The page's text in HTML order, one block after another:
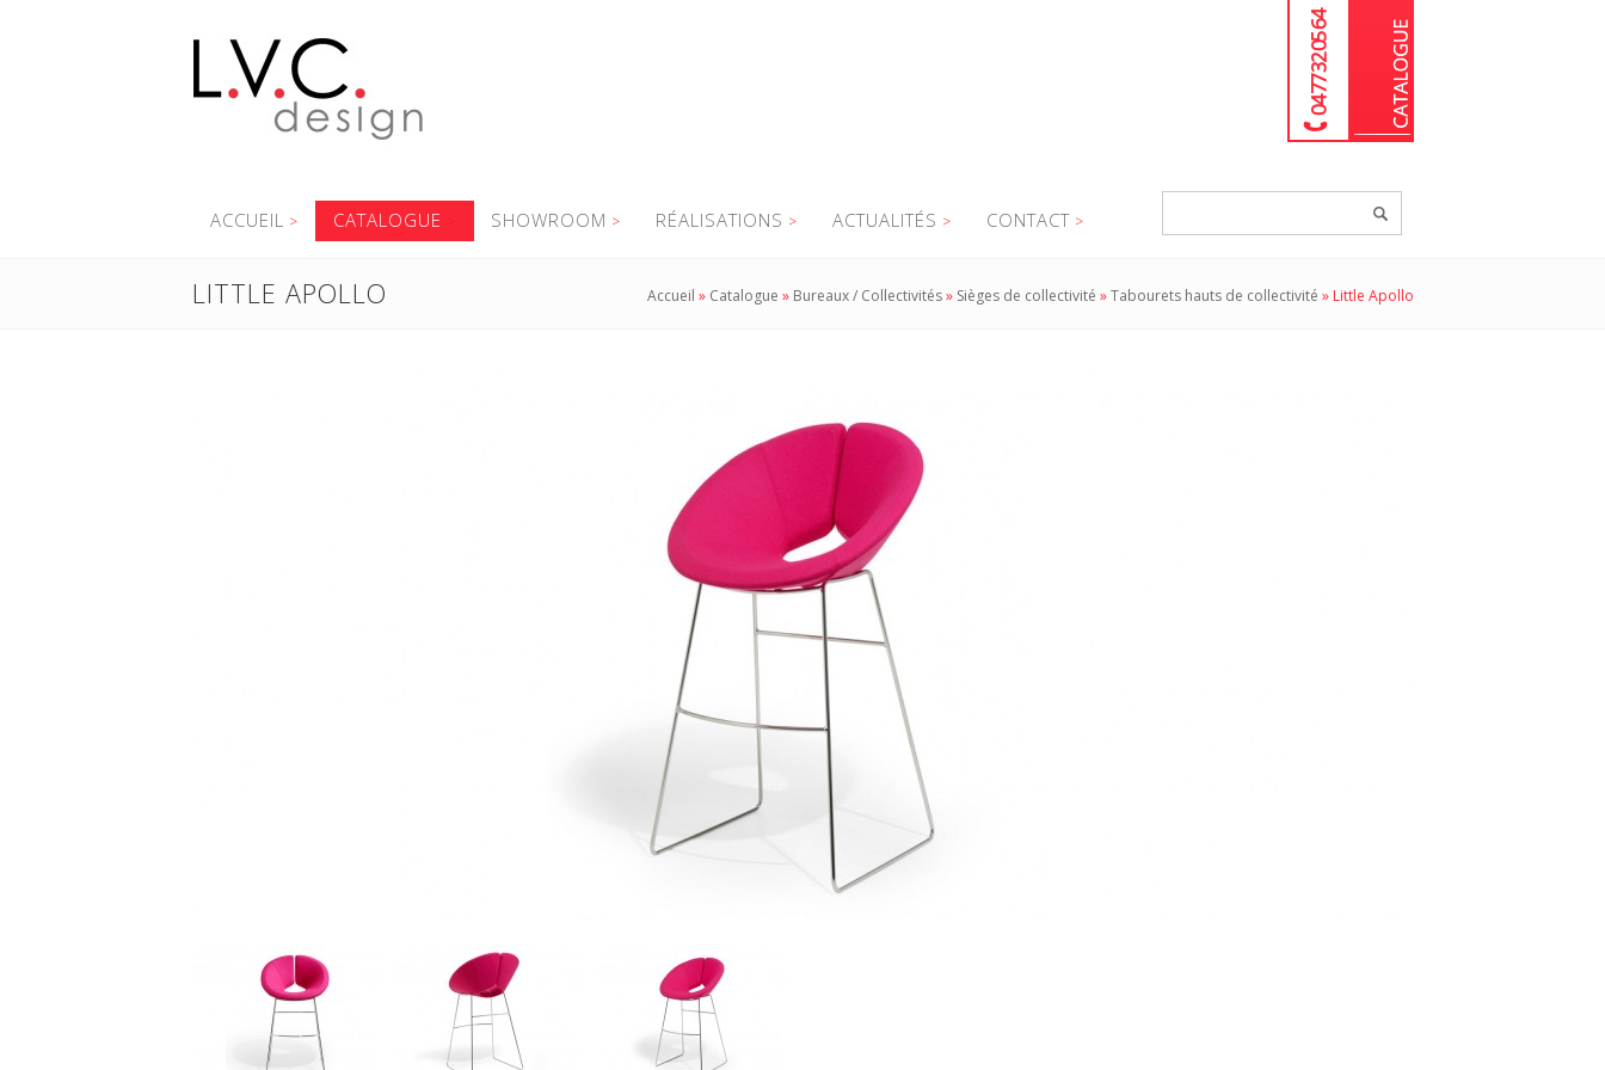
04 77 32 05 64
ACCUEIL CATALOGUE SHOWROOM RÉALISATIONS ACTUALITÉS CONTACT
LITTLE APOLLO Accueil » Catalogue » Bureaux / Collectivités» Sièges de collectivité »Tabourets hauts de collectivité » Little Apollo